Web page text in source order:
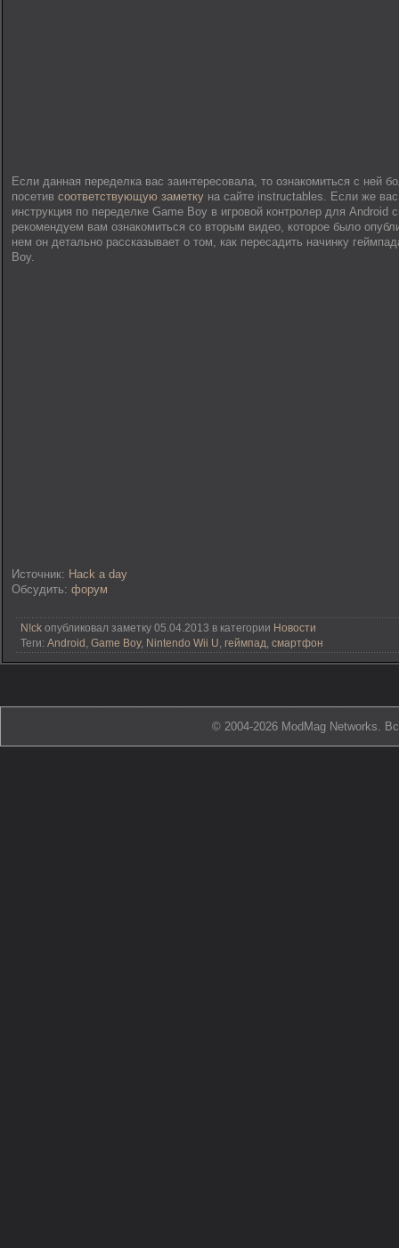
Если данная переделка вас заинтересовала, то ознакомиться с ней
посетив соответствующую заметку на сайте instructables. Если же вас
инструкция по переделке Game Boy в игровой контролер для Android
рекомендуем вам ознакомиться со вторым видео, которое было
нем он детально рассказывает о том, как пересадить начинку
Boy.
Источник: Hack a day
Обсудить: форум
N!ck опубликовал заметку 05.04.2013 в категории Новости
Теги: Android , Game Boy, Nintendo Wii U, геймпад, смартфон
© 2004-2026 ModMag Networks.